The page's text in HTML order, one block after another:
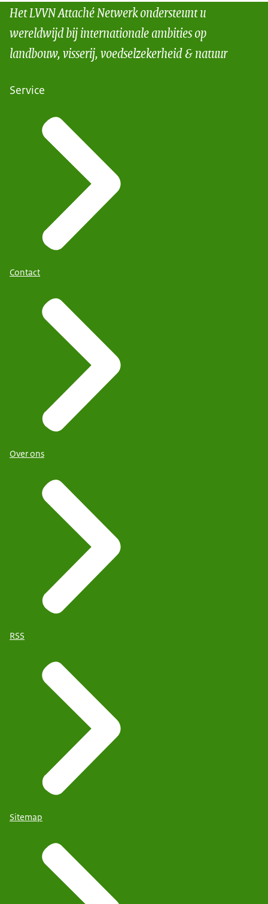
Het LVVN Attaché Netwerk ondersteunt u
wereldwijd bij internationale ambities op
landbouw, visserij, voedselzekerheid & natuur
Service
Contact
Over ons
RSS
Sitemap